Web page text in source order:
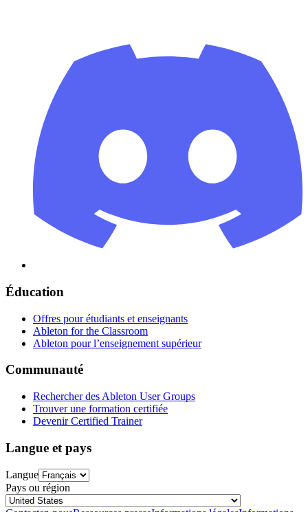
Éducation
Offres pour étudiants et enseignants
Ableton for the Classroom
Ableton pour l’enseignement supérieur
Communauté
Rechercher des Ableton User Groups
Trouver une formation certifiée
Devenir Certified Trainer
Langue et pays
Langue
Pays ou région